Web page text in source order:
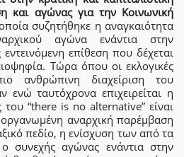
και αγώνας για την Κοινωνική
συζητήθηκε η αναγκαιότητα
αγώνα ενάντια στην
επίθεση που δέχεται
Τώρα όπου οι εκλογικές
ανθρώπινη διαχείριση του
ενώ ταυτόχρονα επιχειρείται η
“there is no alternative” είναι
αναρχική παρέμβαση
πεδίο, η ενίσχυση των από τα
συνεχής αγώνας ενάντια στην